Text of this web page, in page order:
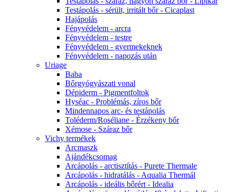
Testápolás - sérült, irritált bőr - Cicaplast
Hajápolás
Fényvédelem - arcra
Fényvédelem - testre
Fényvédelem - gyermekeknek
Fényvédelem - napozás után
Uriage
Baba
Bőrgyógyászati vonal
Dépiderm - Pigmentfoltok
Hyséac - Problémás, zíros bőr
Mindennapos arc- és testápolás
Toléderm/Roséliane - Érzékeny bőr
Xémose - Száraz bőr
Vichy termékek
Arcmaszk
Ajándékcsomag
Arcápolás - arctisztítás - Purete Thermale
Arcápolás - hidratálás - Aqualia Thermál
Arcápolás - ideális bőrért - Idealia